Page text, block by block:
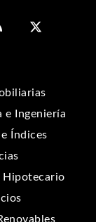
Ingeniería
e Índices
Hipotecario